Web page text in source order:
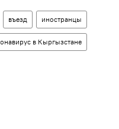
въезд иностранцы
в Кыргызстане